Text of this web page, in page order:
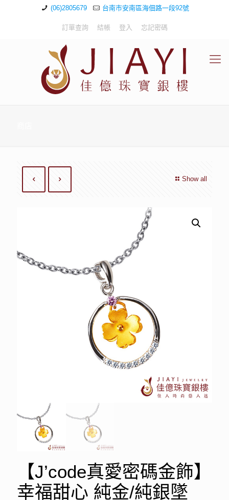
(06)2805679 台南市安南區海佃路一段92號
訂單查詢 結帳 登入 忘記密碼
Show all
【J’code真愛密碼金飾】
幸福甜心 純金/純銀墜